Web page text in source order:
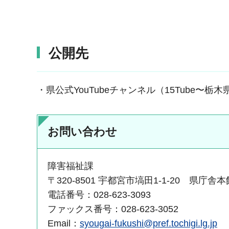
公開先
・県公式YouTubeチャンネル（15Tube〜栃木
お問い合わせ
障害福祉課
〒320-8501 宇都宮市塙田1-1-20 県庁舎本
電話番号：028-623-3093
ファックス番号：028-623-3052
Email： syougai-fukushi@pref.tochigi.lg.jp